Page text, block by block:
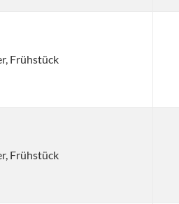
Frühstück
Frühstück